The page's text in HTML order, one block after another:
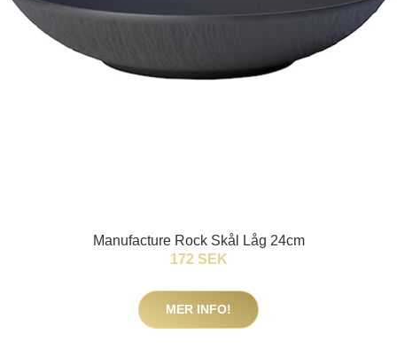
Manufacture Rock Skål Låg 24cm
172 SEK
MER INFO!